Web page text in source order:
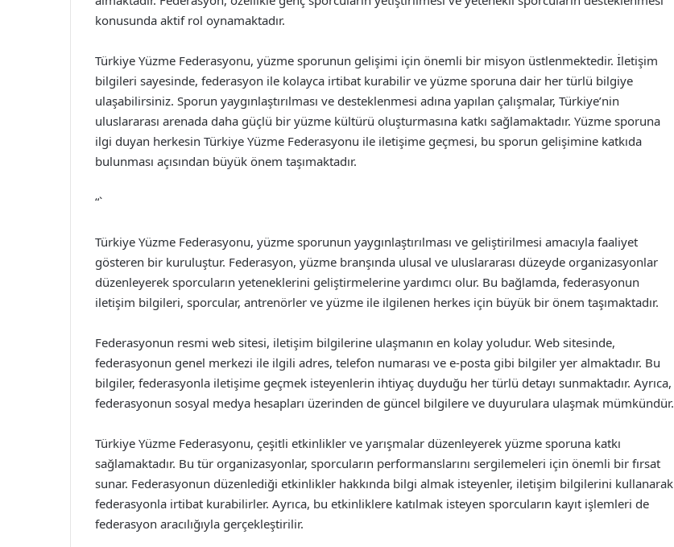
konusunda aktif rol oynamaktadır.
Türkiye Yüzme Federasyonu, yüzme sporunun gelişimi için önemli bir misyon üstlenmektedir. İletişim
bilgileri sayesinde, federasyon ile kolayca irtibat kurabilir ve yüzme sporuna dair her türlü bilgiye
ulaşabilirsiniz. Sporun yaygınlaştırılması ve desteklenmesi adına yapılan çalışmalar, Türkiye’nin
uluslararası arenada daha güçlü bir yüzme kültürü oluşturmasına katkı sağlamaktadır. Yüzme sporuna
ilgi duyan herkesin Türkiye Yüzme Federasyonu ile iletişime geçmesi, bu sporun gelişimine katkıda
bulunması açısından büyük önem taşımaktadır.
“`
Türkiye Yüzme Federasyonu, yüzme sporunun yaygınlaştırılması ve geliştirilmesi amacıyla faaliyet
gösteren bir kuruluştur. Federasyon, yüzme branşında ulusal ve uluslararası düzeyde organizasyonlar
düzenleyerek sporcuların yeteneklerini geliştirmelerine yardımcı olur. Bu bağlamda, federasyonun
iletişim bilgileri, sporcular, antrenörler ve yüzme ile ilgilenen herkes için büyük bir önem taşımaktadır.
Federasyonun resmi web sitesi, iletişim bilgilerine ulaşmanın en kolay yoludur. Web sitesinde,
federasyonun genel merkezi ile ilgili adres, telefon numarası ve e-posta gibi bilgiler yer almaktadır. Bu
bilgiler, federasyonla iletişime geçmek isteyenlerin ihtiyaç duyduğu her türlü detayı sunmaktadır. Ayrıca,
federasyonun sosyal medya hesapları üzerinden de güncel bilgilere ve duyurulara ulaşmak mümkündür.
Türkiye Yüzme Federasyonu, çeşitli etkinlikler ve yarışmalar düzenleyerek yüzme sporuna katkı
sağlamaktadır. Bu tür organizasyonlar, sporcuların performanslarını sergilemeleri için önemli bir fırsat
sunar. Federasyonun düzenlediği etkinlikler hakkında bilgi almak isteyenler, iletişim bilgilerini kullanarak
federasyonla irtibat kurabilirler. Ayrıca, bu etkinliklere katılmak isteyen sporcuların kayıt işlemleri de
federasyon aracılığıyla gerçekleştirilir.